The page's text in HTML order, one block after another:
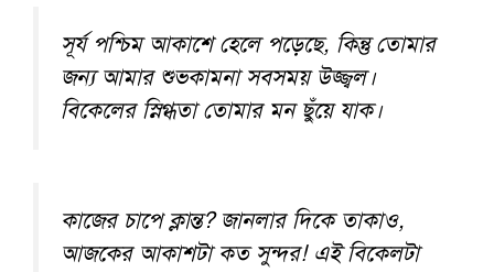
সূর্য পশ্চিম আকাশে হেলে পড়েছে, কিন্তু তোমার
জন্য আমার শুভকামনা সবসময় উজ্জ্বল।
বিকেলের স্নিগ্ধতা তোমার মন ছুঁয়ে যাক।
কাজের চাপে ক্লান্ত? জানলার দিকে তাকাও,
আজকের আকাশটা কত সুন্দর! এই বিকেলটা